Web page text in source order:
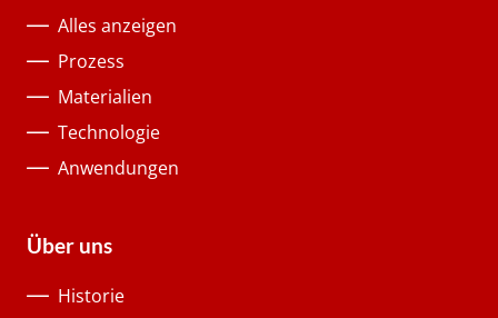
Alles anzeigen
Prozess
Materialien
Technologie
Anwendungen
Über uns
Historie